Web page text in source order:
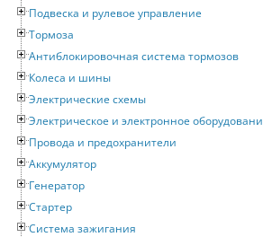
Подвеска и рулевое управление
Тормоза
Антиблокировочная система тормозов
Колеса и шины
Электрические схемы
Электрическое и электронное
Провода и предохранители
Аккумулятор
Генератор
Стартер
Система зажигания